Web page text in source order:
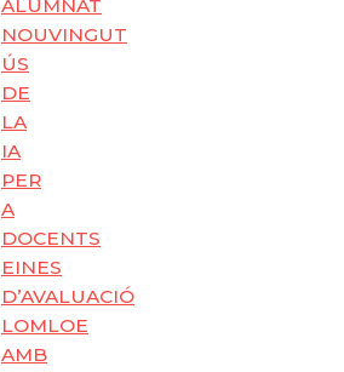
ALUMNAT
NOUVINGUT
ÚS
DE
LA
IA
PER
A
DOCENTS
EINES
D’AVALUACIÓ
LOMLOE
AMB